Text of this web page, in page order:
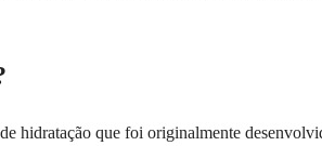
hidratação que foi originalmente